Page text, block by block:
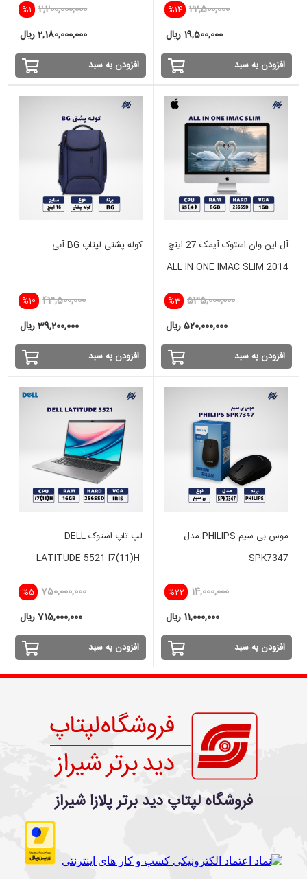
%14 22,500,000
19,500,000 ریال
افزودن به سبد
%1 2,200,000,000
2,180,000,000 ریال
افزودن به سبد
آل این وان استوک آیمک 27 اینچ
ALL IN ONE IMAC SLIM 2014
i5(4) -8GB - 256GB SSD- 1
%3 535,000,000
520,000,000 ریال
افزودن به سبد
کوله پشتی لپتاپ BG آبی
%10 43,500,000
39,200,000 ریال
افزودن به سبد
موس بی سیم PHILIPS مدل
SPK7347
%22 14,000,000
11,000,000 ریال
افزودن به سبد
لپ تاپ استوک DELL
LATITUDE 5521 I7(11)H-
%5 750,000,000
715,000,000 ریال
افزودن به سبد
فروشگاه لپتاپ دید برتر پلازا شیراز